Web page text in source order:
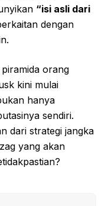
“isi asli dari
dengan
orang
kini mulai
hanya
sendiri.
dari strategi jangka
yang akan